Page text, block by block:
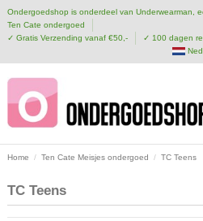
Ondergoedshop is onderdeel van Underwearman,
Ten Cate ondergoed
✓ Gratis Verzending vanaf €50,-
✓ 100 dagen
Home Ten Cate Meisjes ondergoed TC Teens
TC Teens